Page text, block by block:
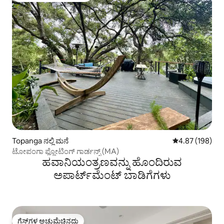
Topanga ನಲ್ಲಿ ಮನೆ 5 ರಲ್ಲಿ 4.87
4.87 (198)
ಟೋಪಂಗಾ ಫ್ಲೋಟಿಂಗ್ ಗಾರ್ಡನ್ಸ್ (MA)
ಹವಾನಿಯಂತ್ರಣವನ್ನು ಹೊಂದಿರುವ
ಅಪಾರ್ಟ್‌ಮೆಂಟ್‌ ಬಾಡಿಗೆಗಳು
ಗೆಸ್ಟ್‌ಗಳ ಅಚ್ಚುಮೆಚ್ಚಿನದು